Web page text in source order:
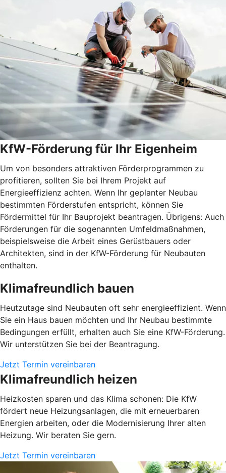
KfW-Förderung für Ihr Eigenheim
Um von besonders attraktiven Förderprogrammen zu
profitieren, sollten Sie bei Ihrem Projekt auf
Energieeffizienz achten. Wenn Ihr geplanter Neubau
bestimmten Förderstufen entspricht, können Sie
Fördermittel für Ihr Bauprojekt beantragen. Übrigens: Auch
Förderungen für die sogenannten Umfeldmaßnahmen,
beispielsweise die Arbeit eines Gerüstbauers oder
Architekten, sind in der KfW-Förderung für Neubauten
enthalten.
Klimafreundlich bauen
Heutzutage sind Neubauten oft sehr energieeffizient. Wenn
Sie ein Haus bauen möchten und Ihr Neubau bestimmte
Bedingungen erfüllt, erhalten auch Sie eine KfW-Förderung.
Wir unterstützen Sie bei der Beantragung.
Jetzt Termin vereinbaren
Klimafreundlich heizen
Heizkosten sparen und das Klima schonen: Die KfW
fördert neue Heizungsanlagen, die mit erneuerbaren
Energien arbeiten, oder die Modernisierung Ihrer alten
Heizung. Wir beraten Sie gern.
Jetzt Termin vereinbaren